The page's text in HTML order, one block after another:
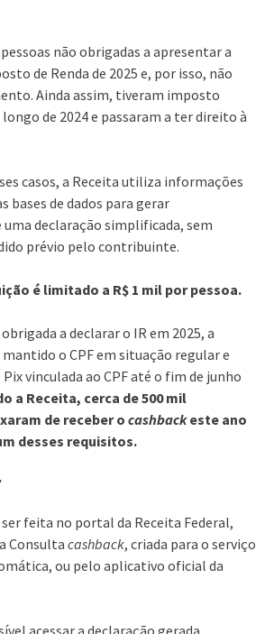
não obrigadas a apresentar a
de Renda de 2025 e, por isso, não
Ainda assim, tiveram imposto
de 2024 e passaram a ter direito à
casos, a Receita utiliza informações
bases de dados para gerar
declaração simplificada, sem
prévio pelo contribuinte.
é limitado a R$ 1 mil por pessoa.
a declarar o IR em 2025, a
o CPF em situação regular e
vinculada ao CPF até o fim de junho
a Receita, cerca de 500 mil
de receber o cashbackeste ano
desses requisitos.
feita no portal da Receita Federal,
Consulta cashback, criada para o serviço
ou pelo aplicativo oficial da
acessar a declaração gerada